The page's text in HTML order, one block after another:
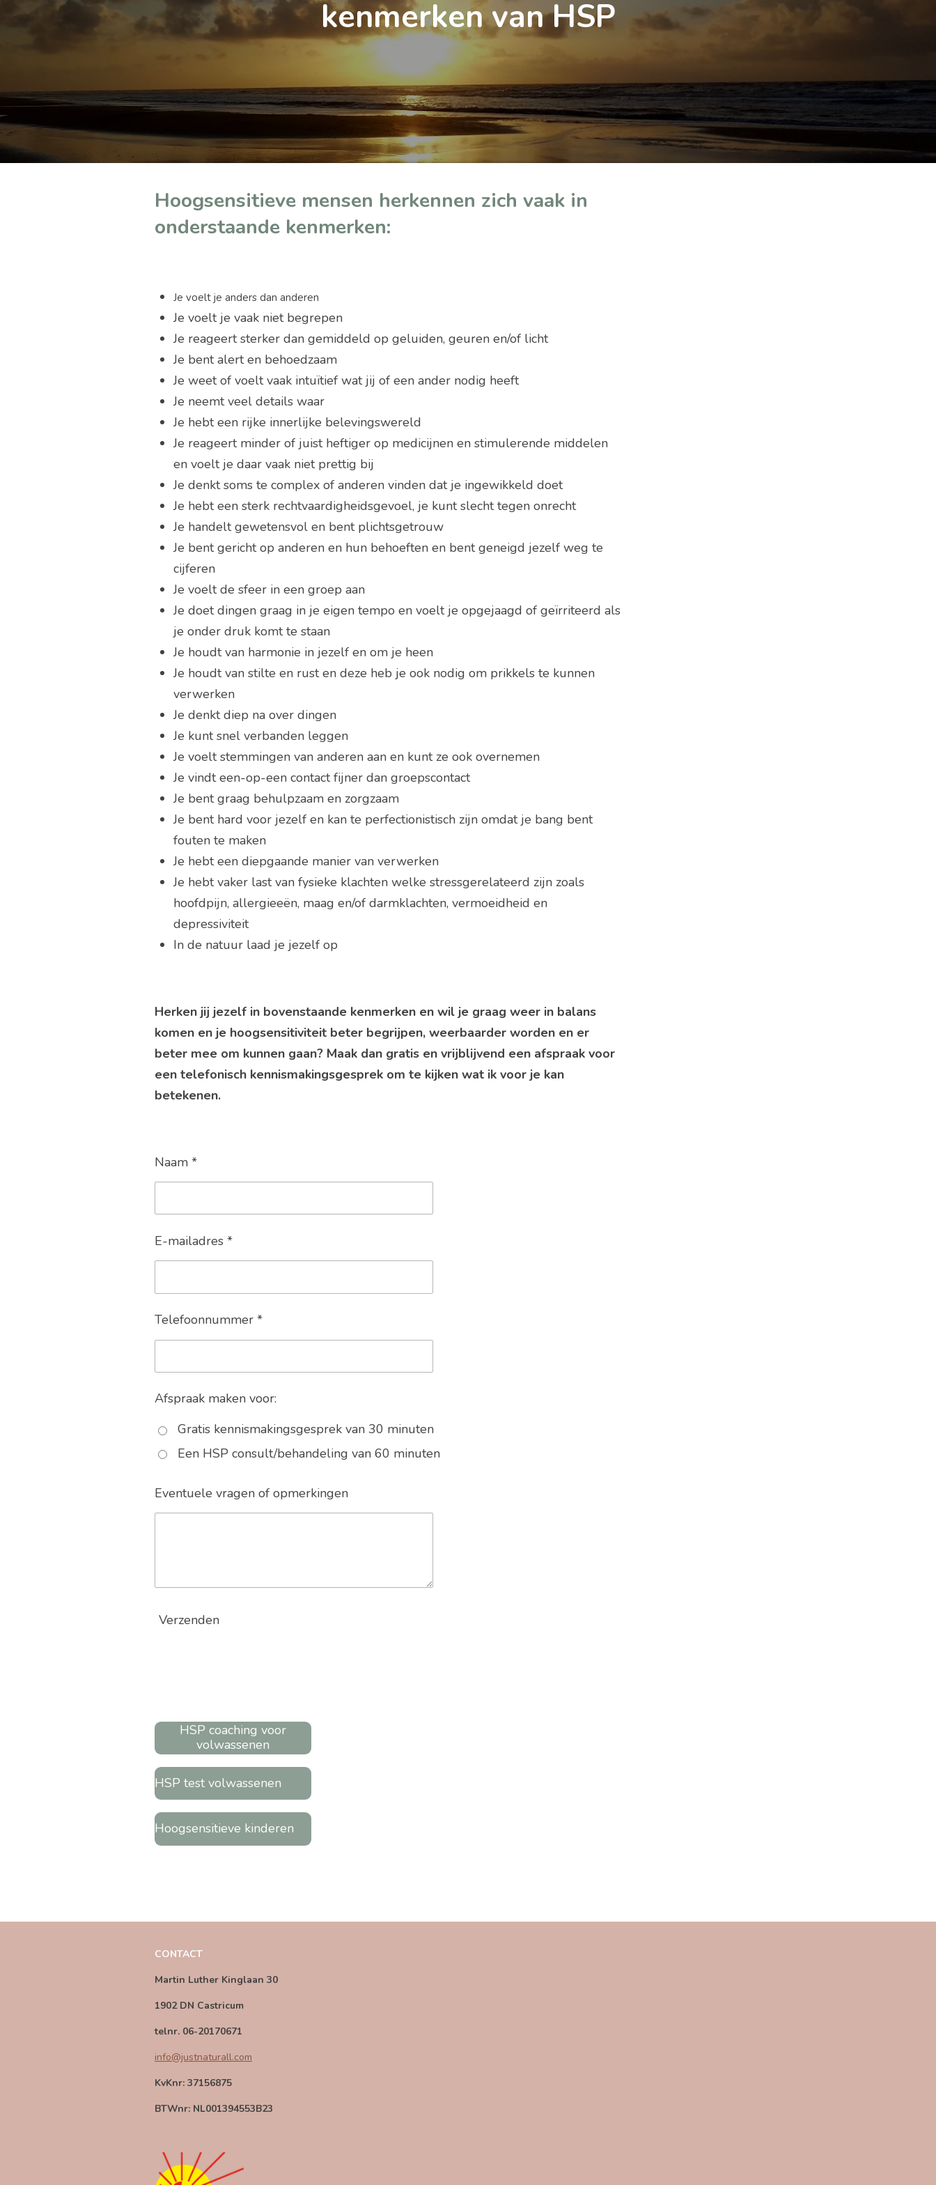
kenmerken van HSP
Hoogsensitieve mensen herkennen zich vaak in
onderstaande kenmerken:
Je voelt je anders dan anderen
Je voelt je vaak niet begrepen
Je reageert sterker dan gemiddeld op geluiden, geuren en/of licht
Je bent alert en behoedzaam
Je weet of voelt vaak intuïtief wat jij of een ander nodig heeft
Je neemt veel details waar
Je hebt een rijke innerlijke belevingswereld
Je reageert minder of juist heftiger op medicijnen en stimulerende middelen
en voelt je daar vaak niet prettig bij
Je denkt soms te complex of anderen vinden dat je ingewikkeld doet
Je hebt een sterk rechtvaardigheidsgevoel, je kunt slecht tegen onrecht
Je handelt gewetensvol en bent plichtsgetrouw
Je bent gericht op anderen en hun behoeften en bent geneigd jezelf weg te
cijferen
Je voelt de sfeer in een groep aan
Je doet dingen graag in je eigen tempo en voelt je opgejaagd of geïrriteerd als
je onder druk komt te staan
Je houdt van harmonie in jezelf en om je heen
Je houdt van stilte en rust en deze heb je ook nodig om prikkels te kunnen
verwerken
Je denkt diep na over dingen
Je kunt snel verbanden leggen
Je voelt stemmingen van anderen aan en kunt ze ook overnemen
Je vindt een-op-een contact fijner dan groepscontact
Je bent graag behulpzaam en zorgzaam
Je bent hard voor jezelf en kan te perfectionistisch zijn omdat je bang bent
fouten te maken
Je hebt een diepgaande manier van verwerken
Je hebt vaker last van fysieke klachten welke stressgerelateerd zijn zoals
hoofdpijn, allergieeën, maag en/of darmklachten, vermoeidheid en
depressiviteit
In de natuur laad je jezelf op
Herken jij jezelf in bovenstaande kenmerken en wil je graag weer in balans
komen en je hoogsensitiviteit beter begrijpen, weerbaarder worden en er
beter mee om kunnen gaan? Maak dan gratis en vrijblijvend een afspraak voor
een telefonisch kennismakingsgesprek om te kijken wat ik voor je kan
betekenen.
Naam *
E-mailadres *
Telefoonnummer *
Afspraak maken voor:
Gratis kennismakingsgesprek van 30 minuten
Een HSP consult/behandeling van 60 minuten
Eventuele vragen of opmerkingen
Verzenden
HSP coaching voor
volwassenen
HSP test volwassenen
Hoogsensitieve kinderen
CONTACT
Martin Luther Kinglaan 30
1902 DN Castricum
telnr. 06-20170671
info@justnaturall.com
KvKnr: 37156875
BTWnr: NL001394553B23